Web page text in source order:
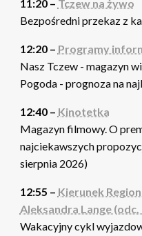
11:20 – Tczew na żywo
Bezpośredni przekaz z
12:20 – Programy
Nasz Tczew - magazyn
Pogoda - prognoza na
12:40 – Kinotetka
Magazyn filmowy. O
najciekawszych
sierpnia 2026)
12:55 – Kierunek
Aleksandra Lange (odc.
Wakacyjny cykl